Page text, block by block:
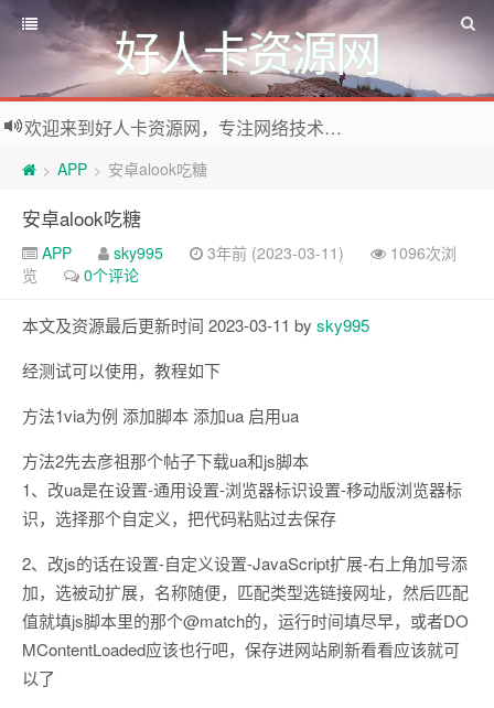
好人卡资源网
欢迎来到好人卡资源网，专注网络技术资源收集，我们不仅是网络资源的搬运工，也生产原创资源。寻找资源请留言或关注公众号:烈日下的男人
> APP > 安卓alook吃糖
安卓alook吃糖
APP sky995 3年前 (2023-03-11)
1096次浏
览
0个评论
本文及资源最后更新时间 2023-03-11 by sky995
经测试可以使用，教程如下
方法1via为例 添加脚本 添加ua 启用ua
方法2先去彦祖那个帖子下载ua和js脚本
1、改ua是在设置-通用设置-浏览器标识设置-移动版浏览器标
识，选择那个自定义，把代码粘贴过去保存
2、改js的话在设置-自定义设置-JavaScript扩展-右上角加号添
加，选被动扩展，名称随便，匹配类型选链接网址，然后匹配
值就填js脚本里的那个@match的，运行时间填尽早，或者DO
MContentLoaded应该也行吧，保存进网站刷新看看应该就可
以了